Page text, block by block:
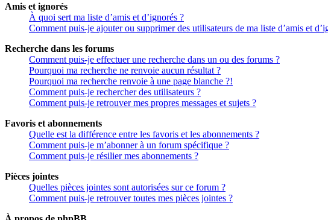
Amis et ignorés
À quoi sert ma liste d’amis et d’ignorés ?
Comment puis-je ajouter ou supprimer des utilisateurs de ma liste d’amis et
Recherche dans les forums
Comment puis-je effectuer une recherche dans un ou des forums ?
Pourquoi ma recherche ne renvoie aucun résultat ?
Pourquoi ma recherche renvoie à une page blanche ?!
Comment puis-je rechercher des utilisateurs ?
Comment puis-je retrouver mes propres messages et sujets ?
Favoris et abonnements
Quelle est la différence entre les favoris et les abonnements ?
Comment puis-je m’abonner à un forum spécifique ?
Comment puis-je résilier mes abonnements ?
Pièces jointes
Quelles pièces jointes sont autorisées sur ce forum ?
Comment puis-je retrouver toutes mes pièces jointes ?